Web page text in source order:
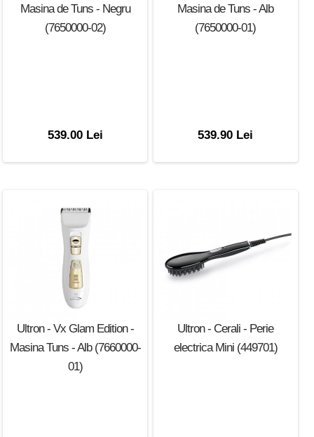
Masina de Tuns - Negru
(7650000-02)
539.00 Lei
Masina de Tuns - Alb
(7650000-01)
539.90 Lei
Ultron - Vx Glam Edition -
Masina Tuns - Alb (7660000-
01)
Ultron - Cerali - Perie
electrica Mini (449701)